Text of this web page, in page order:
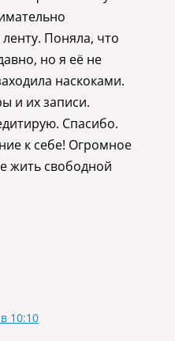
Поняла, что
но я её не
наскоками.
и их записи.
Спасибо.
к себе! Огромное
жить свободной
10:10